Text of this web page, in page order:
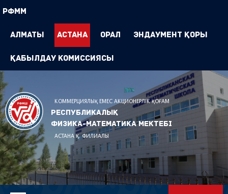
РФММ
Алматы Астана Орал Эндаумент Қоры
Қабылдау комиссиясы
КОММЕРЦИЯЛЫҚ ЕМЕС АКЦИОНЕРЛІК ҚОҒАМ
Республикалық
физика-математика мектебі
АСТАНА Қ. ФИЛИАЛЫ